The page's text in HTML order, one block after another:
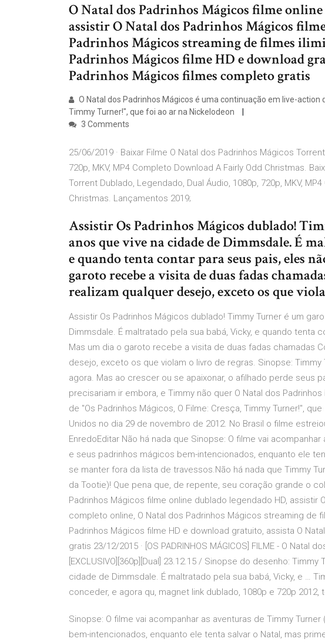
O Natal dos Padrinhos Mágicos filme
assistir O Natal dos Padrinhos Mágicos
Padrinhos Mágicos streaming de filmes
Padrinhos Mágicos filme HD e download
Padrinhos Mágicos filmes completo gratis
O Natal dos Padrinhos Mágicos é uma continuação em live-action
Timmy Turner!", que foi ao ar na Nickelodeon
3 Comments
25/06/2019 · Baixar Filme O Natal dos Padrinhos Mágicos
720p, MKV, MP4 Completo Download A Fairly Odd Christmas.
Torrent Dublado, Legendado, Dual Áudio, 1080p, 720p, MKV,
Christmas. Lançamentos 2019;
Assistir Os Padrinhos Mágicos dublado!
anos que vive na cidade de Dimmsdale. É
e quando tenta contar para seus pais, eles
garoto recebe a visita de duas fadas
realizam qualquer desejo, exceto os que
Assistir Os Padrinhos Mágicos dublado! Timmy Turner é um
Dimmsdale. É maltratado pela sua babá, Vicky, e quando tenta
Mas um dia o garoto recebe a visita de duas fadas chamadas
desejo, exceto os que violam o livro de regras. Sinopse: Timmy
agora. Mas ao crescer ou se apaixonar, o afilhado perde seus
precisariam ir embora, e Timmy não quer O Natal dos
de "Os Padrinhos Mágicos, O Filme: Cresça, Timmy Turner!",
Unidos no dia 29 de novembro de 2012. No Brasil o filme
EnredoEditar Não há nada que Sinopse: O filme vai
e seus padrinhos mágicos bem-intencionados, enquanto ele
se manter fora da lista de travessos.Não há nada que Timmy
da Tootie)! Que pena que, de repente, seu coração grande o
Padrinhos Mágicos filme online dublado legendado HD, assistir
completo online, O Natal dos Padrinhos Mágicos streaming de
Padrinhos Mágicos filme HD e download gratuito, assista O
gratis 23/12/2015 · [OS PADRINHOS MÁGICOS] FILME - O Natal
[EXCLUSIVO][360p][Dual] 23.12.15 / Sinopse do desenho:
cidade de Dimmsdale. É maltratado pela sua babá, Vicky, e …
conceder, e agora qu, magnet link dublado, 1080p e 720p
Sinopse: O filme vai acompanhar as aventuras de Timmy
bem-intencionados, enquanto ele tenta salvar o Natal, mas